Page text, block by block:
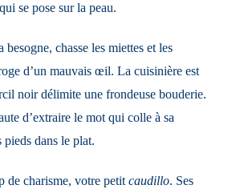
se pose sur la peau.
besogne, chasse les miettes et les
d’un mauvais œil. La cuisinière est
noir délimite une frondeuse bouderie.
d’extraire le mot qui colle à sa
dans le plat.
de charisme, votre petit caudillo. Ses